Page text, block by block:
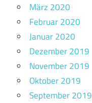
März 2020
Februar 2020
Januar 2020
Dezember 2019
November 2019
Oktober 2019
September 2019